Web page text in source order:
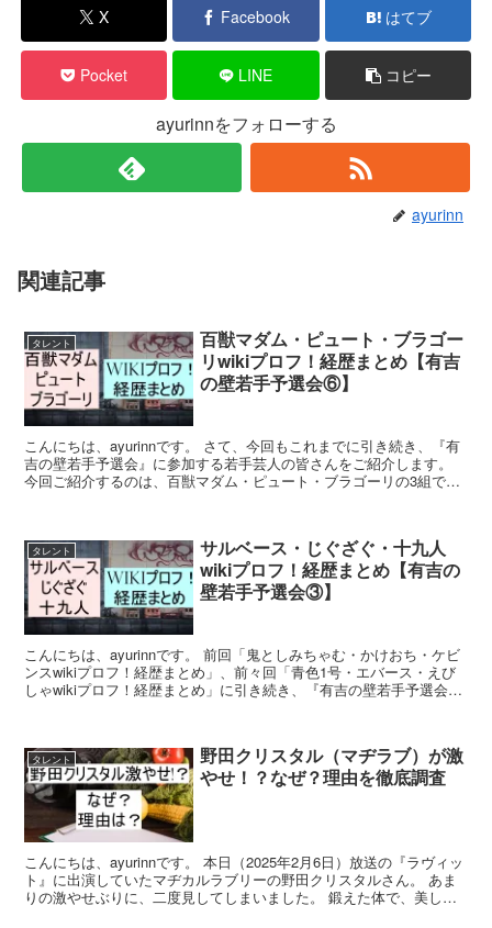
X Facebook はてブ
Pocket LINE コピー
ayurinnをフォローする
ayurinn
関連記事
タレント
百獣マダム・ピュート・ブラゴー
リwikiプロフ！経歴まとめ【有吉
の壁若手予選会⑥】
こんにちは、ayurinnです。 さて、今回もこれまでに引き続き、『有
吉の壁若手予選会』に参加する若手芸人の皆さんをご紹介します。
今回ご紹介するのは、百獣マダム・ピュート・ブラゴーリの3組で
タレント
サルベース・じぐざぐ・十九人
wikiプロフ！経歴まとめ【有吉の
壁若手予選会③】
こんにちは、ayurinnです。 前回「鬼としみちゃむ・かけおち・ケビ
ンスwikiプロフ！経歴まとめ」、前々回「青色1号・エバース・えび
しゃwikiプロフ！経歴まとめ」に引き続き、『有吉の壁若手予選会』
タレント
野田クリスタル（マヂラブ）が激
やせ！？なぜ？理由を徹底調査
こんにちは、ayurinnです。 本日（2025年2月6日）放送の『ラヴィッ
ト』に出演していたマヂカルラブリーの野田クリスタルさん。 あま
りの激やせぶりに、二度見してしまいました。 鍛えた体で、美しい